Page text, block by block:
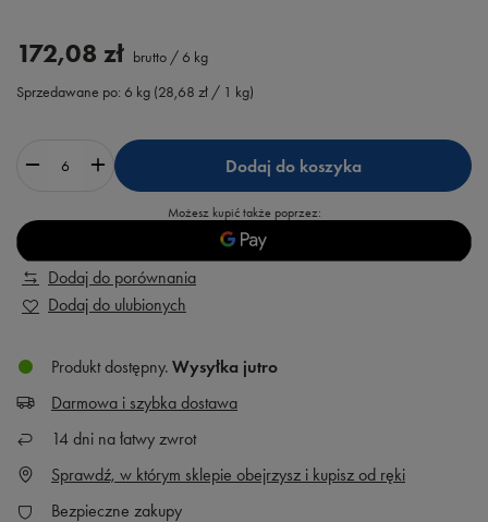
172,08 zł brutto / 6 kg
Sprzedawane po: 6 kg (28,68 zł / 1 kg)
Dodaj do koszyka
Możesz kupić także poprzez:
Dodaj do porównania
Dodaj do ulubionych
Produkt dostępny Wysyłka jutro
Darmowa i szybka dostawa
14 dni na łatwy zwrot
Sprawdź, w którym sklepie obejrzysz i kupisz od ręki
Bezpieczne zakupy